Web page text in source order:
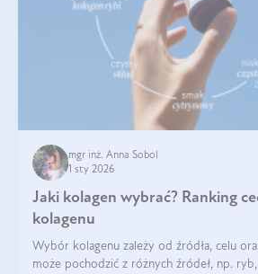
mgr inż. Anna Sobol
1 sty 2026
Jaki kolagen wybrać? Ranking
kolagenu
Wybór kolagenu zależy od źródła, celu
może pochodzić z różnych źródeł, np.